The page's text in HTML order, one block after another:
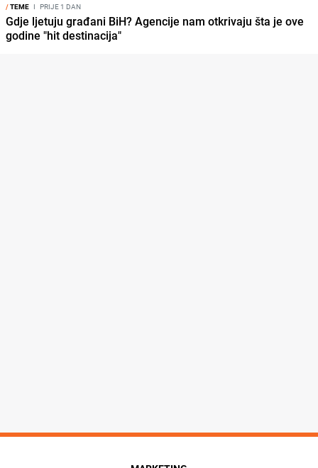
/TEME I PRIJE 1 DAN
Gdje ljetuju građani BiH? Agencije nam otkrivaju šta je ove
godine "hit destinacija"